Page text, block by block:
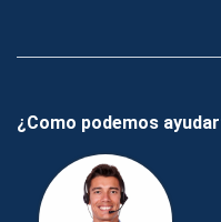
¿Como podemos